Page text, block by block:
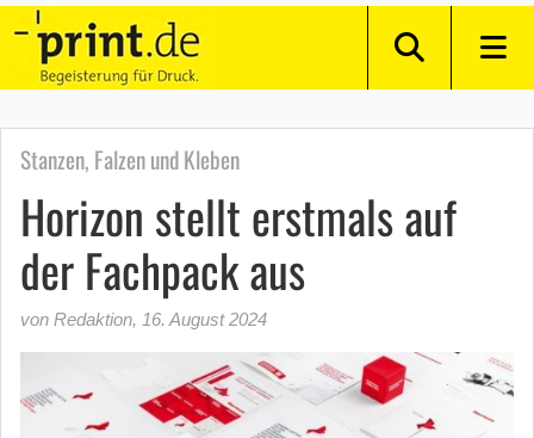
Stanzen, Falzen und Kleben
Horizon stellt erstmals auf
der Fachpack aus
von Redaktion, 16. August 2024